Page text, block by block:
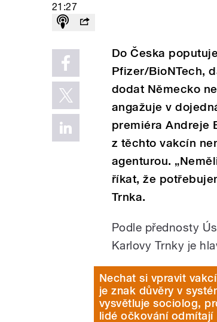
21:27
Do Česka
Pfizer/BioNTech,
dodat Německo
angažuje v
premiéra Andreje
z těchto vakcín
agenturou.
říkat, že
Trnka.
Podle přednosty
Karlovy Trnky je
Nechat si vpravit
je znak důvěry v
vysvětluje sociolog,
lidé očkování odmítají